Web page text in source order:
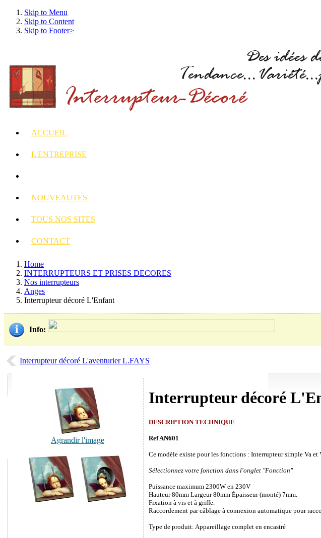
Skip to Menu
Skip to Content
Skip to Footer>
ACCUEIL
L'ENTREPRISE
NOUVEAUTES
TOUS NOS SITES
CONTACT
Home
INTERRUPTEURS ET PRISES DECORES
Nos interrupteurs
Anges
Interrupteur décoré L'Enfant
Info:
Interrupteur décoré L'aventurier L.FAYS
Agrandir l'image
Interrupteur décoré
DESCRIPTION TECHNIQUE
Ref AN601
Ce modèle existe pour les fonctions : Interrupteur simple Va et
Sélectionnez votre fonction dans l'onglet "Fonction"
Puissance maximum 2300W en 230V
Hauteur 80mm Largeur 80mm Épaisseur (monté) 7mm.
Fixation à vis et à griffe.
Raccordement par câblage à connexion automatique pour
Type de produit: Appareillage complet en encastré